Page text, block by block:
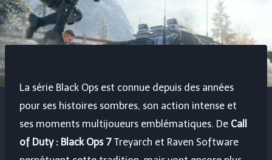
La série Black Ops est connue depuis des années
pour ses histoires sombres, son action intense et
ses moments multijoueurs emblématiques. De Call
of Duty : Black Ops 7 Treyarch et Raven Software